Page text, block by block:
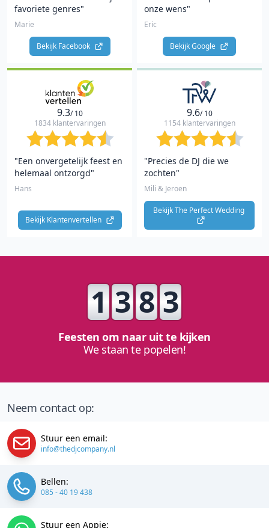
favoriete genres"
Marie
Bekijk Facebook
onze wens"
Eric
Bekijk Google
9.3/ 10
1834 klantervaringen
"Een onvergetelijk feest en
helemaal ontzorgd"
Hans
Bekijk Klantenvertellen
9.6/ 10
1154 klantervaringen
"Precies de DJ die we
zochten"
Mili & Jeroen
Bekijk The Perfect Wedding
1 3 8 3
Feesten om naar uit te kijken
We staan te popelen!
Neem contact op:
Stuur een email:
info@thedjcompany.nl
Bellen:
085 - 40 19 438
Stuur een Appje: